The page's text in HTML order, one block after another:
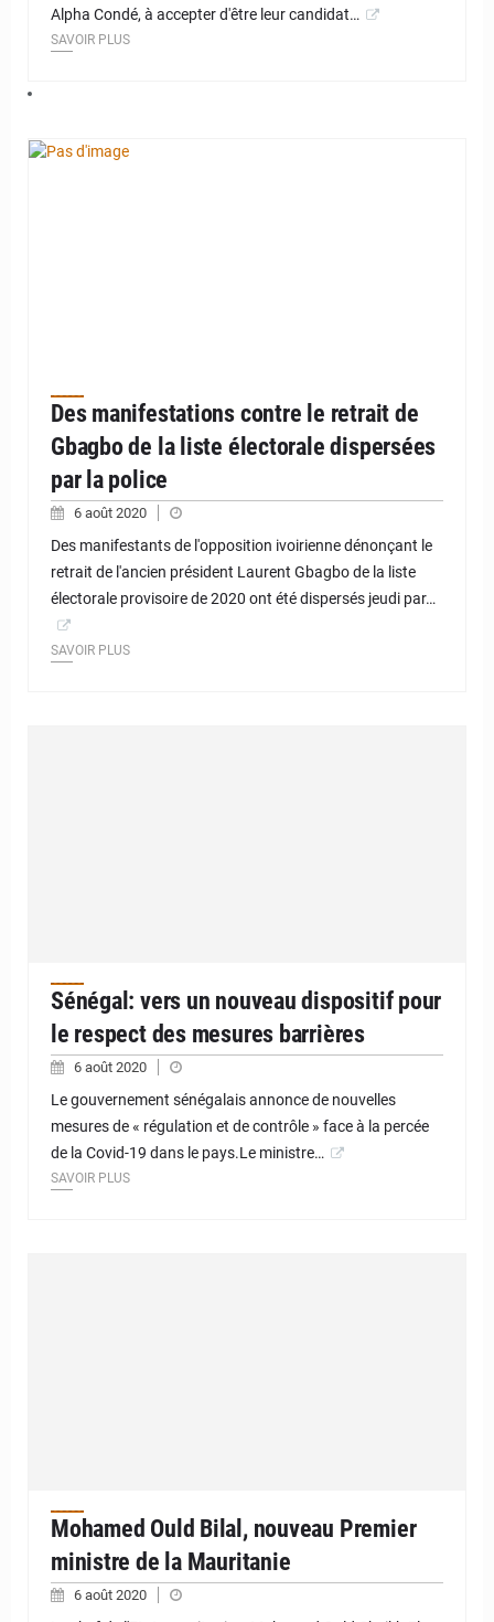
Alpha Condé, à accepter d'être leur candidat…
SAVOIR PLUS
Des manifestations contre le retrait de
Gbagbo de la liste électorale dispersées
par la police
6 août 2020
Des manifestants de l'opposition ivoirienne dénonçant le
retrait de l'ancien président Laurent Gbagbo de la liste
électorale provisoire de 2020 ont été dispersés jeudi par…
SAVOIR PLUS
Sénégal: vers un nouveau dispositif pour
le respect des mesures barrières
6 août 2020
Le gouvernement sénégalais annonce de nouvelles
mesures de « régulation et de contrôle » face à la percée
de la Covid-19 dans le pays.Le ministre…
SAVOIR PLUS
Mohamed Ould Bilal, nouveau Premier
ministre de la Mauritanie
6 août 2020